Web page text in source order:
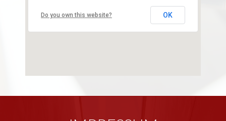
Do you own this website? OK